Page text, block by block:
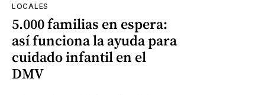
LOCALES
5.000 familias en espera:
así funciona la ayuda para
cuidado infantil en el
DMV